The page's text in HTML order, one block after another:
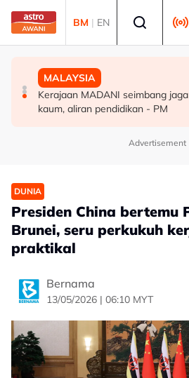
Skip to main content
BM | EN
MALAYSIA
91.7 peratus pekerja tetap GLIC,
sekurang-kurangnya RM3,100
MALAYSIA
Malaysia, Kemboja komited
pertahanan
MALAYSIA
Kerajaan MADANI seimbang
kaum, aliran pendidikan - PM
Advertisement
DUNIA
Presiden China bertemu
Brunei, seru perkukuh
praktikal
Bernama
13/05/2026 | 06:10 MYT